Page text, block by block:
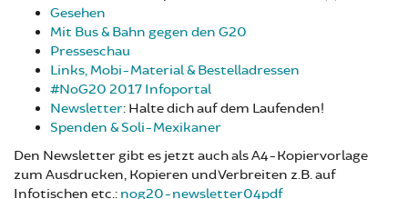
Gesehen
Mit Bus & Bahn gegen den G20
Presseschau
Links, Mobi-Material & Bestelladressen
#NoG20 2017 Infoportal
Newsletter: Halte dich auf dem Laufenden!
Spenden & Soli-Mexikaner
Den Newsletter gibt es jetzt auch als A4-Kopiervorlage
zum Ausdrucken, Kopieren und Verbreiten z.B. auf
Infotischen etc.: nog20-newsletter04pdf